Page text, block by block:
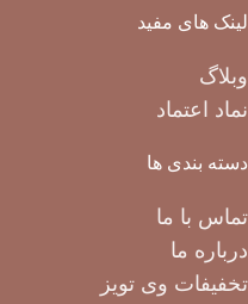
لینک های مفید
وبلاگ
نماد اعتماد
دسته بندی ها
تماس با ما
درباره ما
تخفیفات وی تویز